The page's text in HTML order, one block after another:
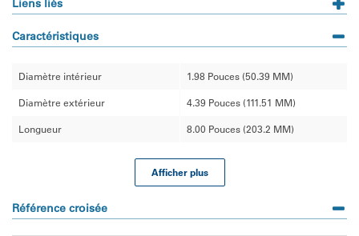
Liens liés
Caractéristiques
Diamètre intérieur 1.98 Pouces (50.39 MM)
Diamètre extérieur 4.39 Pouces (111.51 MM)
Longueur 8.00 Pouces (203.2 MM)
Afficher plus
Référence croisée